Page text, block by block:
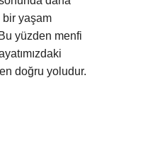
bir yaşam
yüzden menfi
doğru yoludur.